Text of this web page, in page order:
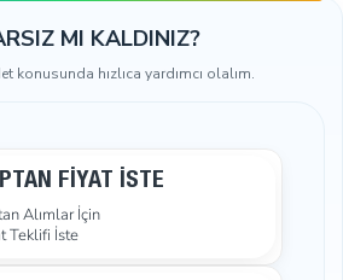
Çıtçıt montajını hızlandırarak üretim
artırır ve hata oranını
MI KALDINIZ?
konusunda hızlıca yardımcı olalım.
FIYAT İSTE
Alımlar İçin
Teklifi İste